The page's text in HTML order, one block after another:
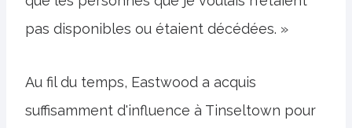
pas disponibles ou étaient décédées. »
Au fil du temps, Eastwood a acquis
suffisamment d'influence à Tinseltown pour